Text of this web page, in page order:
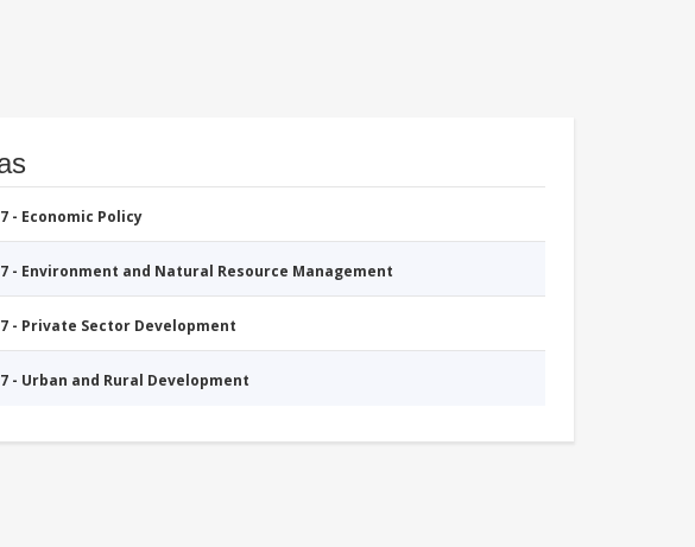
- Economic Policy
- Environment and Natural Resource Management
- Private Sector Development
- Urban and Rural Development